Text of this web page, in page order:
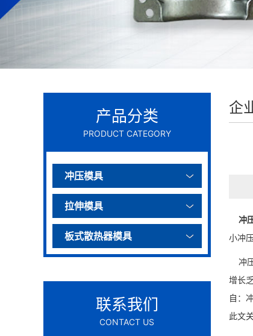
产品分类
PRODUCT CATEGORY
冲压模具
拉伸模具
板式散热器模具
联系我们
CONTACT US
企
冲
小冲
冲压
增长
自：
此文